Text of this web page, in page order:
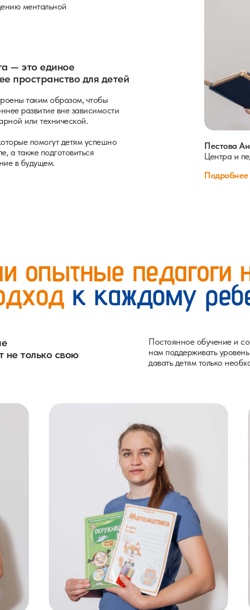
— это единое
пространство для детей
ментальной
таким образом, чтобы
развитие вне зависимости
или технической.
помогут детям успешно
а также подготовиться
в будущем.
Пестова
Центра и
опытные педагоги
к каждому
Постоянное обучение и
нам поддерживать
давать детям только
не только свою